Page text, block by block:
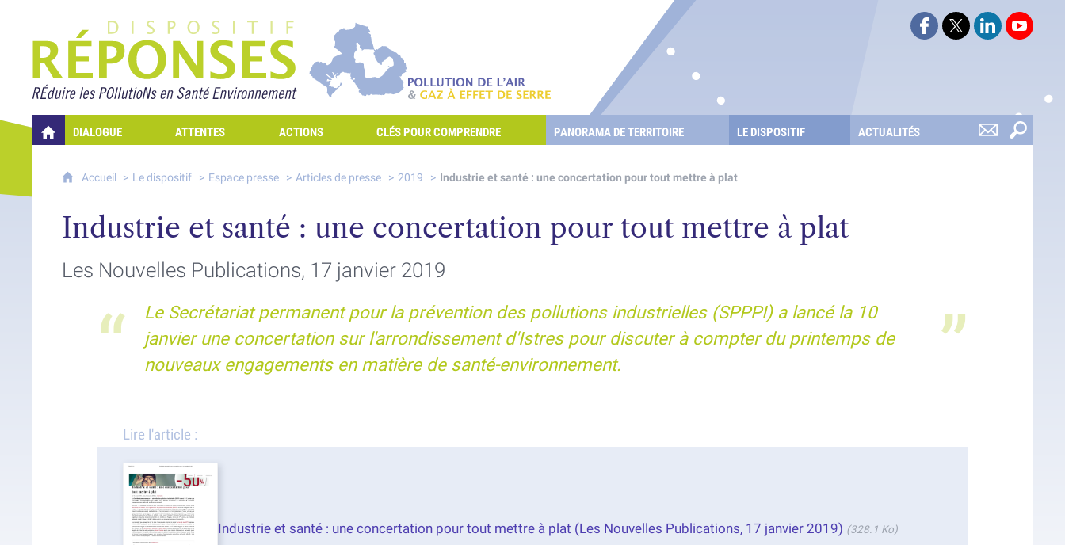
Projet Réponses - Réduire les POllutioNs en Santé Environnement
Pollution de l'air & gaz à effet de serre
Suivez-nous sur
Suivez-nous sur
Retrouvez-
QUELLES RÉPONSES À MES PRÉOCCUPATIONS SUR LA POLLUTION DE L'AIR ET LES GAZ À EFFET DE SERRE ?
DIALOGUE ATTENTES ACTIONS CLÉS POUR COMPRENDRE PANORAMA DE TERRITOIRE LE DISPOSITIF ACTUALITÉS
Accueil Le dispositif Espace presse Articles de presse 2019 Industrie et santé : une concertation pour tout mettre à plat
Industrie et santé : une concertation pour tout mettre à plat
Les Nouvelles Publications, 17 janvier 2019
Le Secrétariat permanent pour la prévention des pollutions industrielles (SPPPI) a lancé la 10
janvier une concertation sur l'arrondissement d'Istres pour discuter à compter du printemps de
nouveaux engagements en matière de santé-environnement.
Lire l'article :
Industrie et santé : une concertation pour tout mettre à plat (Les Nouvelles Publications, 17 janvier 2019) (328.1 Ko)